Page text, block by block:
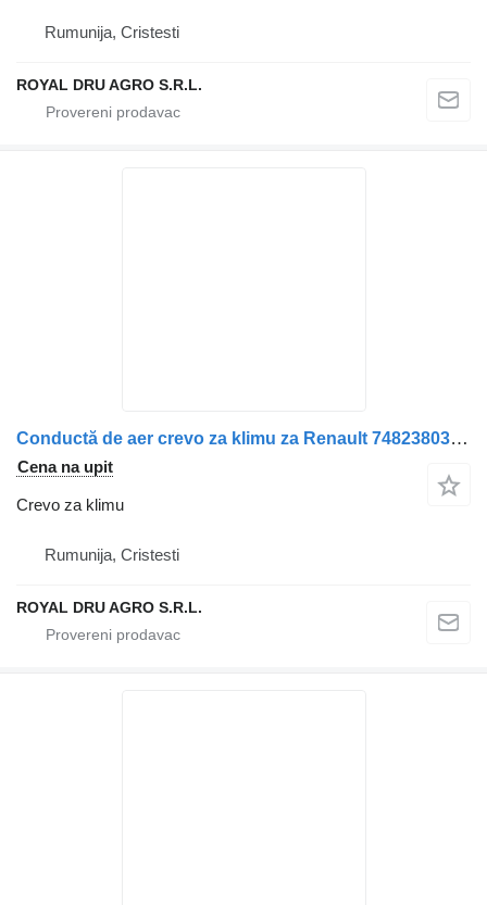
Rumunija, Cristesti
ROYAL DRU AGRO S.R.L.
Conductă de aer crevo za klimu za Renault 7482380358 kamiona
Cena na upit
Crevo za klimu
Rumunija, Cristesti
ROYAL DRU AGRO S.R.L.